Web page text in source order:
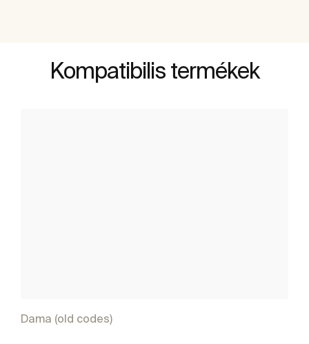
Kompatibilis termékek
Dama (old codes)